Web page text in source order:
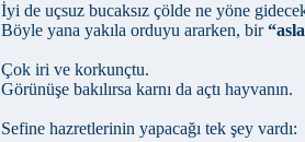
İyi de uçsuz bucaksız çölde ne yöne
Böyle yana yakıla orduyu ararken, bir
Çok iri ve korkunçtu.
Görünüşe bakılırsa karnı da açtı hayvanın.
Sefine hazretlerinin yapacağı tek şey vardı: